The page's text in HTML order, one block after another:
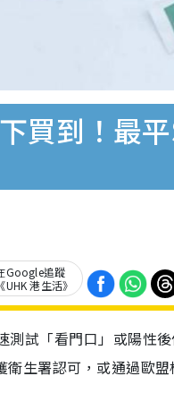
買到！最
Google追蹤
《UHK 港生活》
測試「看門口」或陽性
生署認可，或通過歐盟